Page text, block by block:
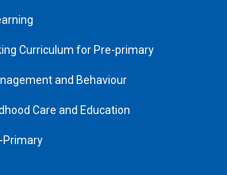
Curriculum for Pre-primary
and Behaviour
Care and Education
Primary